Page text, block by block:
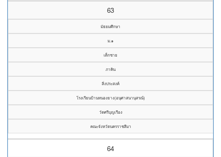
63
มัธยมศึกษา
ม.๑
เด็กชาย
ภาคิน
สิ่งประสงค์
โรงเรียนบ้านหนองยาง(อนุศาสนานุสรณ์)
วัดศรีบุญเรือง
คณะจังหวัดนครราชสีมา
64